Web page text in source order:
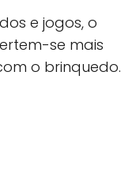
e jogos, o
se mais
o brinquedo.